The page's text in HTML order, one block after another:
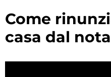
come rinunziare ad una
casa dal